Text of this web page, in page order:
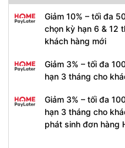
Giảm 10% – tối đa
chọn kỳ hạn 6 & 12
khách hàng mới
Giảm 3% – tối đa
hạn 3 tháng cho
Giảm 3% – tối đa
hạn 3 tháng cho
phát sinh đơn hàng